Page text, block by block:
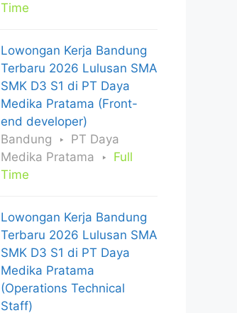
Time
Lowongan Kerja Bandung
Terbaru 2026 Lulusan SMA
SMK D3 S1 di PT Daya
Medika Pratama (Front-
end developer)
Bandung
PT Daya
Medika Pratama
Full
Time
Lowongan Kerja Bandung
Terbaru 2026 Lulusan SMA
SMK D3 S1 di PT Daya
Medika Pratama
(Operations Technical
Staff)